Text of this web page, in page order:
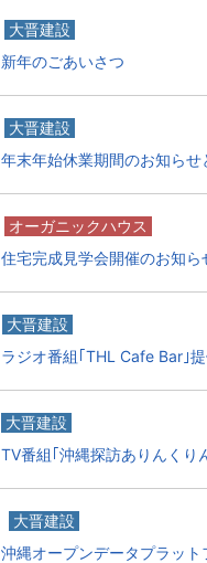
大晋建設
新年のごあいさつ
大晋建設
年末年始休業期間のお知ら
オーガニックハウス
住宅完成見学会開催のお知ら
大晋建設
ラジオ番組｢THL Cafe Bar｣
大晋建設
TV番組｢沖縄探訪ありんくり
大晋建設
沖縄オープンデータプラッ